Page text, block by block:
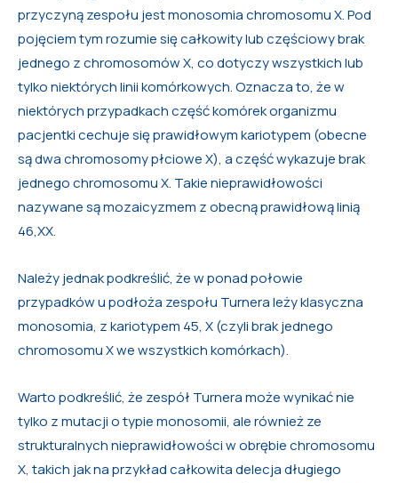
przyczyną zespołu jest monosomia chromosomu X. Pod
pojęciem tym rozumie się całkowity lub częściowy brak
jednego z chromosomów X, co dotyczy wszystkich lub
tylko niektórych linii komórkowych. Oznacza to, że w
niektórych przypadkach część komórek organizmu
pacjentki cechuje się prawidłowym kariotypem (obecne
są dwa chromosomy płciowe X), a część wykazuje brak
jednego chromosomu X. Takie nieprawidłowości
nazywane są mozaicyzmem z obecną prawidłową linią
46,XX.
Należy jednak podkreślić, że w ponad połowie
przypadków u podłoża zespołu Turnera leży klasyczna
monosomia, z kariotypem 45, X (czyli brak jednego
chromosomu X we wszystkich komórkach).
Warto podkreślić, że zespół Turnera może wynikać nie
tylko z mutacji o typie monosomii, ale również ze
strukturalnych nieprawidłowości w obrębie chromosomu
X, takich jak na przykład całkowita delecja długiego